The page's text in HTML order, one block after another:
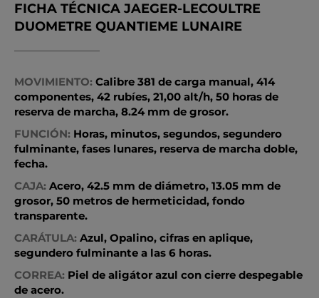
FICHA TÉCNICA JAEGER-LECOULTRE
DUOMETRE QUANTIEME LUNAIRE
MOVIMIENTO: Calibre 381 de carga manual, 414
componentes, 42 rubíes, 21,00 alt/h, 50 horas de
reserva de marcha, 8.24 mm de grosor.
FUNCIÓN: Horas, minutos, segundos, segundero
fulminante, fases lunares, reserva de marcha doble,
fecha.
CAJA: Acero, 42.5 mm de diámetro, 13.05 mm de
grosor, 50 metros de hermeticidad, fondo
transparente.
CARÁTULA: Azul, Opalino, cifras en aplique,
segundero fulminante a las 6 horas.
CORREA: Piel de aligátor azul con cierre despegable
de acero.